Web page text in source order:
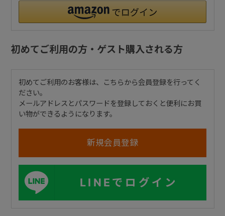
初めてご利用の方・ゲスト購入される方
初めてご利用のお客様は、こちらから会員登録を行ってく
ださい。
メールアドレスとパスワードを登録しておくと便利にお買
い物ができるようになります。
LINEでログイン